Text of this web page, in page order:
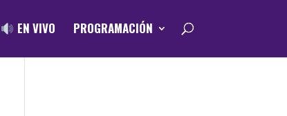
EN VIVO PROGRAMACIÓN